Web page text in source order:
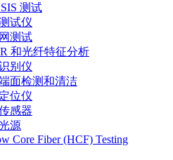
测试
试仪
测试
和光纤特征分析
别仪
面检测和清洁
位仪
感器
源
Core Fiber (HCF) Testing